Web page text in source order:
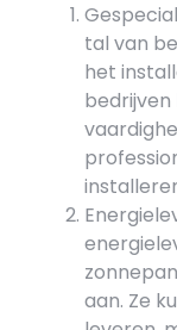
tal van
het
bedrijven
aan. Ze